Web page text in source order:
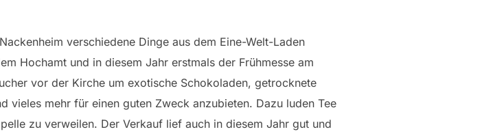
verschiedene Dinge aus dem Eine-Welt-Laden
Hochamt und in diesem Jahr erstmals der Frühmesse am
vor der Kirche um exotische Schokoladen, getrocknete
vieles mehr für einen guten Zweck anzubieten. Dazu luden Tee
zu verweilen. Der Verkauf lief auch in diesem Jahr gut und